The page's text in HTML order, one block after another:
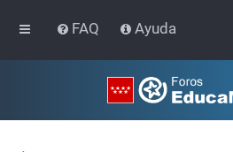
FAQ Ayuda